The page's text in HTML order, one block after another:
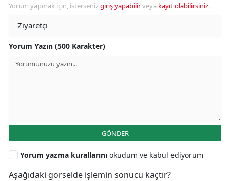
Yorum yapmak için, istersenizgiriş yapabilirveya kayıt olabilirsiniz.
Yorum Yazın (500 Karakter)
GÖNDER
Yorum yazma kurallarını okudum ve kabul ediyorum
Aşağıdaki görselde işlemin sonucu kaçtır?